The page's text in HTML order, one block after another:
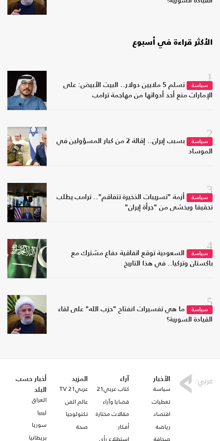
الأكثر قراءة في أسبوع
1
سياسة
تسلم 5 ملايين دولار.. البيت الأبيض: على
الإمارات منع أحد أدواتها من مهاجمة ترامب
2
سياسة
بسبب إيران.. إقالة 2 من كبار المسؤولين في
الموساد
3
سياسة
أزمة "تسريبات الذخيرة تتفاقم".. ترامب يطلب
تحقيقا ويخشى من "جرأة إيران"
4
سياسة
السعودية توقع اتفاقية دفاع مشترك مع
باكستان وتركيا.. في هذا التاريخ
5
سياسة
ما هي تفسيرات انفتاح "حزب الله" على لقاء
القيادة السورية؟
الأخبار
سياسة
تغطيات
اقتصاد
رياضة
آراء
كتاب عربي21
قضايا وآراء
مقالات مختارة
أفكار
المزيد
عربي21 TV
عالم الفن
تكنولوجيا
صحة
أخبار حسب
البلد
العراق
ليبيا
سوريا
بريطانيا